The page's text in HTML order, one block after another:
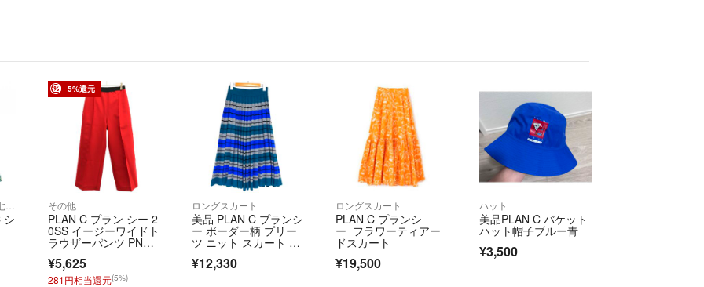
ュウマン横浜店 / RAGTAG札幌店 / RAGTAG京都店 / RAGTAG心斎橋
店 / RAGTAGなんばパークス店 / RAGTAG神戸店 / RAGTAG広島店 /
RAGTAG広島府中店 / RAGTAG福岡店 / RAGTAG福岡パルコ店 /
rt銀座店 / rt名古屋店
シ
5%還元
その他
PLAN C プラン シー 2
0SS イージーワイドト
ラウザーパンツ PNCA
B03UZ8TP006 レッ
ド 36
¥5,625
281円相当還元(5%)
ロングスカート
美品 PLAN C プランシ
ー ボーダー柄 プリー
ツ ニット スカート サ
イズ36 マルチカラ
ー レディース 古着 中
¥12,330
ロングスカート
PLAN C プランシ
ー フラワーティアー
ドスカート
¥19,500
ハット
美品PLAN C バケット
ハット帽子ブルー青
¥3,500